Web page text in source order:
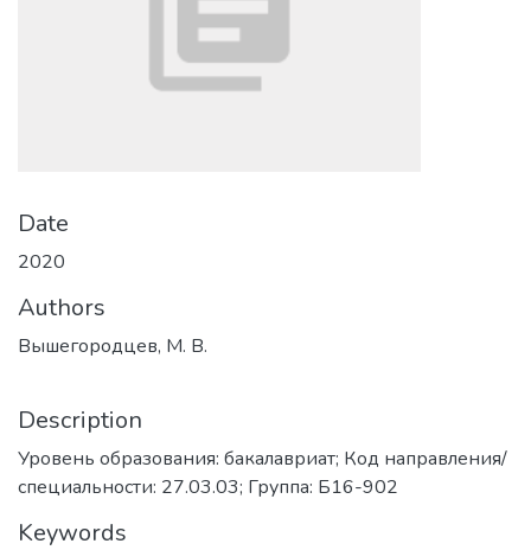
Date
2020
Authors
Вышегородцев, М. В.
Description
Уровень образования: бакалавриат; Код направления/
специальности: 27.03.03; Группа: Б16-902
Keywords